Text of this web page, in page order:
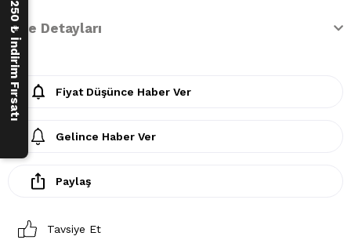
İade Detayları
Fiyat Düşünce Haber Ver
Gelince Haber Ver
Paylaş
Tavsiye Et
250 ₺ İndirim Fırsatı